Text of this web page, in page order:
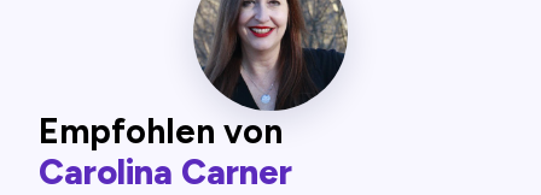
Empfohlen von
Carolina Carner